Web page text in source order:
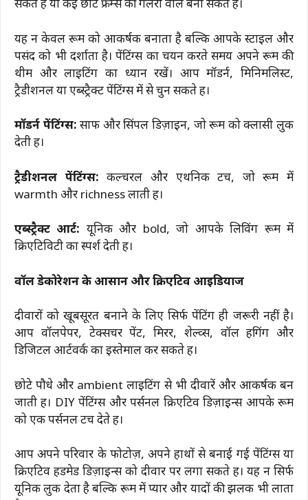
सकते हैं या कई छोटे फ्रेम्स की गैलरी वॉल बना सकते हैं।
यह न केवल रूम को आकर्षक बनाता है बल्कि आपके स्टाइल और
पसंद को भी दर्शाता है। पेंटिंग्स का चयन करते समय अपने रूम की
थीम और लाइटिंग का ध्यान रखें। आप मॉडर्न, मिनिमलिस्ट,
ट्रैडीशनल या एब्स्ट्रैक्ट पेंटिंग्स में से चुन सकते हैं।
मॉडर्न पेंटिंग्स: साफ और सिंपल डिज़ाइन, जो रूम को क्लासी लुक
देती हैं।
ट्रैडीशनल पेंटिंग्स: कल्चरल और एथनिक टच, जो रूम में
warmth और richness लाती हैं।
एब्स्ट्रैक्ट आर्ट: यूनिक और bold, जो आपके लिविंग रूम में
क्रिएटिविटी का स्पर्श देती हैं।
वॉल डेकोरेशन के आसान और क्रिएटिव आइडियाज
दीवारों को खूबसूरत बनाने के लिए सिर्फ पेंटिंग ही जरूरी नहीं है।
आप वॉलपेपर, टेक्सचर पेंट, मिरर, शेल्व्स, वॉल हैंगिंग और
डिजिटल आर्टवर्क का इस्तेमाल कर सकते हैं।
छोटे पौधे और ambient लाइटिंग से भी दीवारें और आकर्षक बन
जाती हैं। DIY पेंटिंग्स और पर्सनल क्रिएटिव डिज़ाइन्स आपके रूम
को एक पर्सनल टच देते हैं।
आप अपने परिवार के फोटोज़, अपने हाथों से बनाई गई पेंटिंग्स या
क्रिएटिव हैंडमेड डिज़ाइन्स को दीवार पर लगा सकते हैं। यह न सिर्फ
यूनिक लुक देता है बल्कि रूम में प्यार और यादों की झलक भी लाता